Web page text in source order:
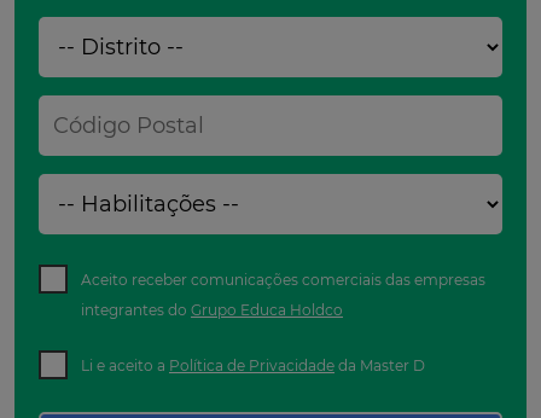
Aceito receber comunicações comerciais das empresas
integrantes do Grupo Educa Holdco
Li e aceito a Política de Privacidade da Master D